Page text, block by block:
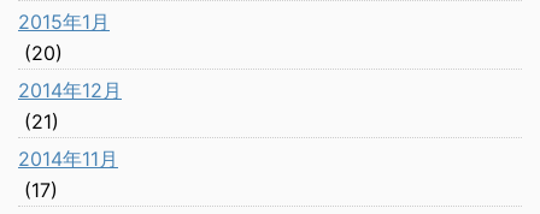
2015年1月
(20)
2014年12月
(21)
2014年11月
(17)